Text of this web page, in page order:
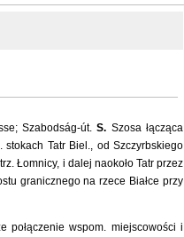
Szabodság-út.S. Szosa łącząca
Tatr Biel., od Szczyrbskiego
Łomnicy, i dalej naokoło Tatr przez
granicznego na rzece Białce przy
połączenie wspom. miejscowości i